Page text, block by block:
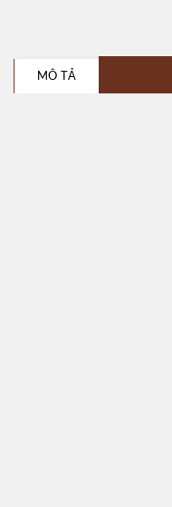
MÔ TẢ